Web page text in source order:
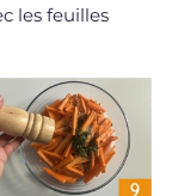
les feuilles